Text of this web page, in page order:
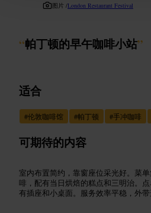
图片 /London Restaurant Festival
“帕丁顿的早午咖啡小站”
适合
#伦敦咖啡馆 #帕丁顿 #手冲咖啡
可期待的内容
室内布置简约，靠窗座位采光好。菜
啡，配有当日烘焙的糕点和三明治。
有插座和小桌面。服务效率平稳，外带